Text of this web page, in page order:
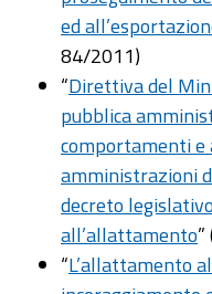
ed
84/2011)
“Direttiva del
pubblica
comportamenti
amministrazioni
decreto
all’allattamento
“L’allattamento